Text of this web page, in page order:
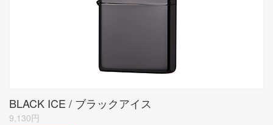
BLACK ICE / ブラックアイス
9,130円